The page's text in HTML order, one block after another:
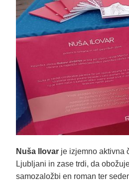
Nuša Ilovarje izjemno aktivna
Ljubljani in zase trdi, da
samozaložbi en roman ter